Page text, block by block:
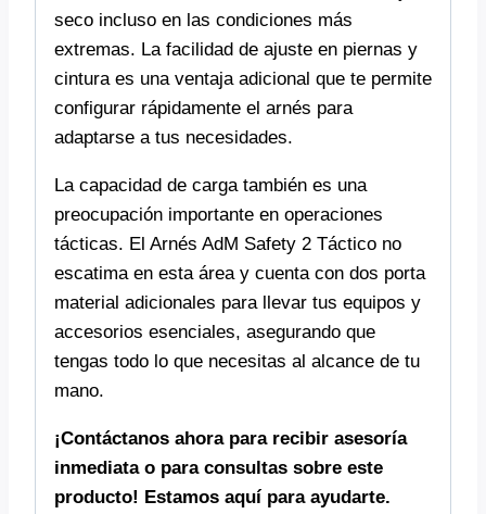
seco incluso en las condiciones más
extremas. La facilidad de ajuste en piernas y
cintura es una ventaja adicional que te permite
configurar rápidamente el arnés para
adaptarse a tus necesidades.
La capacidad de carga también es una
preocupación importante en operaciones
tácticas. El Arnés AdM Safety 2 Táctico no
escatima en esta área y cuenta con dos porta
material adicionales para llevar tus equipos y
accesorios esenciales, asegurando que
tengas todo lo que necesitas al alcance de tu
mano.
¡Contáctanos ahora para recibir asesoría
inmediata o para consultas sobre este
producto! Estamos aquí para ayudarte.